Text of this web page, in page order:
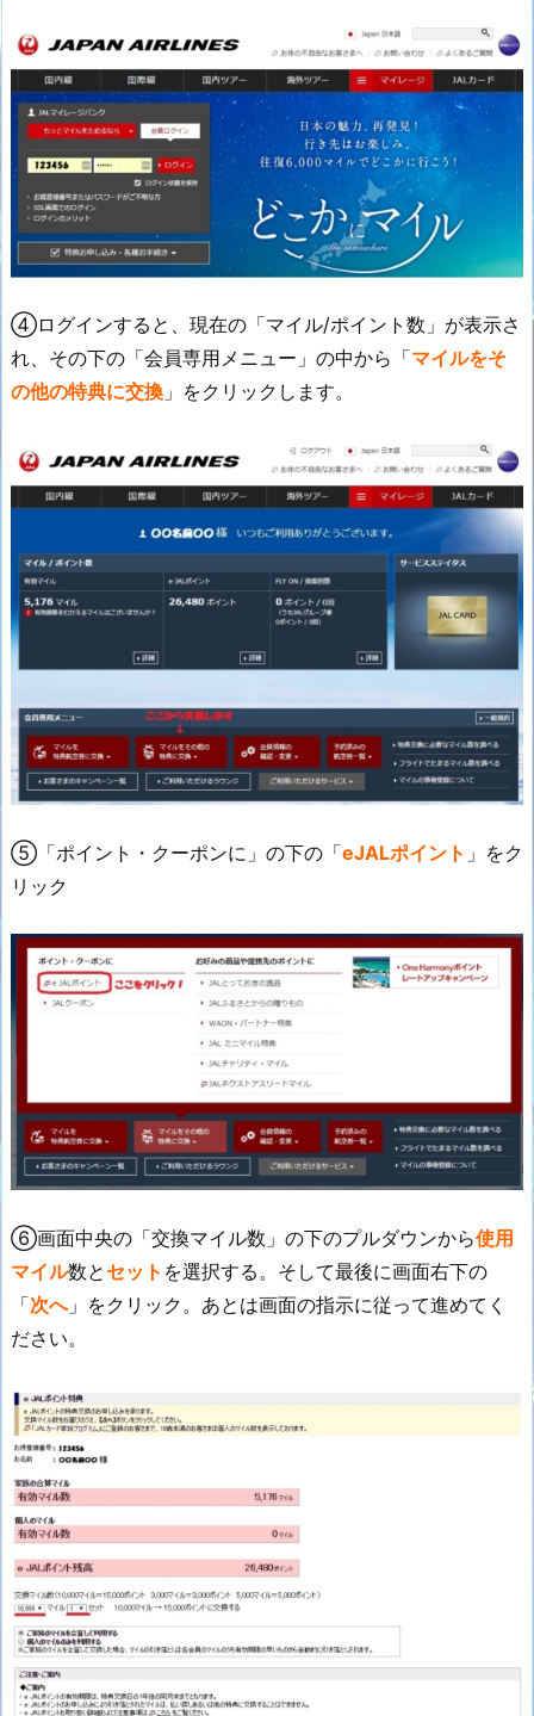
④ログインすると、現在の「マイル/ポイント数」が表示さ
れ、その下の「会員専用メニュー」の中から「マイルをそ
の他の特典に交換 」をクリックします。
⑤「ポイント・クーポンに」の下の「eJALポイント 」をク
リック
⑥画面中央の「交換マイル数」の下のプルダウンから使用
マイル数と セット を選択する。そして最後に画面右下の
「次へ」をクリック。あとは画面の指示に従って進めてく
ださい。